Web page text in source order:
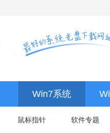
Win7系统
鼠标指针 软件专题